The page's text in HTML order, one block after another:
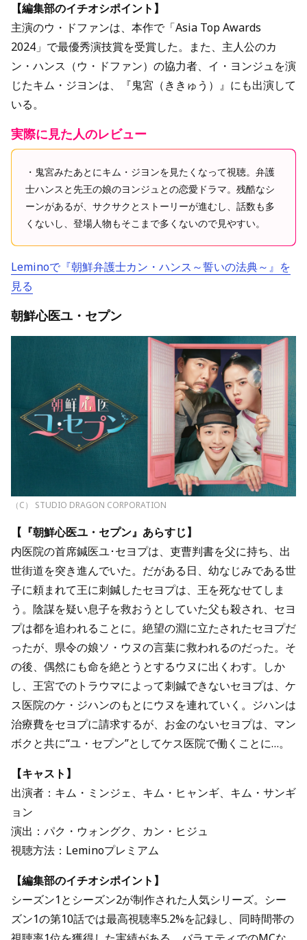
【編集部のイチオシポイント】
主演のウ・ドファンは、本作で「Asia Top Awards
2024」で最優秀演技賞を受賞した。また、主人公のカ
ン・ハンス（ウ・ドファン）の協力者、イ・ヨンジュを演
じたキム・ジヨンは、『鬼宮（ききゅう）』にも出演して
いる。
実際に見た人のレビュー
・鬼宮みたあとにキム・ジヨンを見たくなって視聴。弁護
士ハンスと先王の娘のヨンジュとの恋愛ドラマ。残酷なシ
ーンがあるが、サクサクとストーリーが進むし、話数も多
くないし、登場人物もそこまで多くないので見やすい。
Leminoで『朝鮮弁護士カン・ハンス～誓いの法典～』を
見る
朝鮮心医ユ・セプン
（C） STUDIO DRAGON CORPORATION
【『朝鮮心医ユ・セプン』あらすじ】
内医院の首席鍼医ユ･セヨプは、吏曹判書を父に持ち、出
世街道を突き進んでいた。だがある日、幼なじみである世
子に頼まれて王に刺鍼したセヨプは、王を死なせてしま
う。陰謀を疑い息子を救おうとしていた父も殺され、セヨ
プは都を追われることに。絶望の淵に立たされたセヨプだ
ったが、県令の娘ソ・ウヌの言葉に救われるのだった。そ
の後、偶然にも命を絶とうとするウヌに出くわす。しか
し、王宮でのトラウマによって刺鍼できないセヨプは、ケ
ス医院のケ・ジハンのもとにウヌを連れていく。ジハンは
治療費をセヨプに請求するが、お金のないセヨプは、マン
ボクと共に“ユ・セプン”としてケス医院で働くことに…。
【キャスト】
出演者：キム・ミンジェ、キム・ヒャンギ、キム・サンギ
ョン
演出：パク・ウォングク、カン・ヒジュ
視聴方法：Leminoプレミアム
【編集部のイチオシポイント】
シーズン1とシーズン2が制作された人気シリーズ。シー
ズン1の第10話では最高視聴率5.2%を記録し、同時間帯の